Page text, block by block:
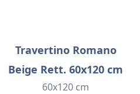
Travertino Romano
Beige Rett. 60x120 cm
60x120 cm